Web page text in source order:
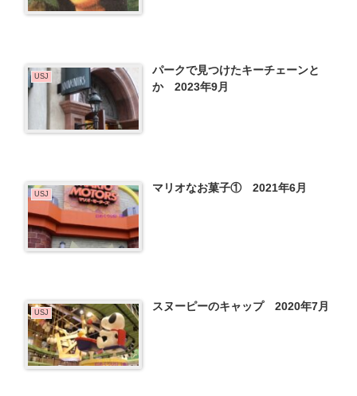
USJ
パークで見つけたキーチェーンと
か 2023年9月
USJ マリオなお菓子① 2021年6月
USJ スヌーピーのキャップ 2020年7月